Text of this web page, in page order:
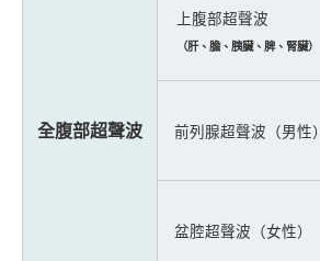
全腹部超聲波
上腹部超聲波
（肝、膽、胰臟、脾、腎臟）
前列腺超聲波（男性）
盆腔超聲波（女性）